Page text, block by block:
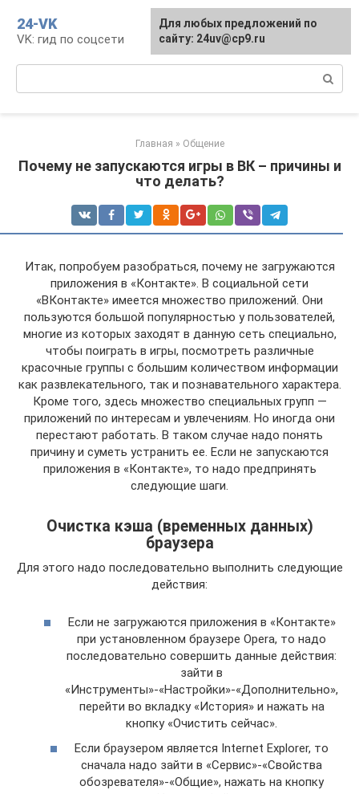
контенту
24-VK
VK: гид по соцсети
Главная » Общение
Почему не запускаются игры в ВК – причины и
что делать?
Итак, попробуем разобраться, почему не загружаются
приложения в «Контакте». В социальной сети
«ВКонтакте» имеется множество приложений. Они
пользуются большой популярностью у пользователей,
многие из которых заходят в данную сеть специально,
чтобы поиграть в игры, посмотреть различные
красочные группы с большим количеством информации
как развлекательного, так и познавательного характера.
Кроме того, здесь множество специальных групп —
приложений по интересам и увлечениям. Но иногда они
перестают работать. В таком случае надо понять
причину и суметь устранить ее. Если не запускаются
приложения в «Контакте», то надо предпринять
следующие шаги.
Очистка кэша (временных данных)
браузера
Для этого надо последовательно выполнить следующие
действия:
Если не загружаются приложения в «Контакте»
при установленном браузере Opera, то надо
последовательно совершить данные действия:
зайти в
«Инструменты»-«Настройки»-«Дополнительно»,
перейти во вкладку «История» и нажать на
кнопку «Очистить сейчас».
Если браузером является Internet Explorer, то
сначала надо зайти в «Сервис»-«Свойства
обозревателя»-«Общие», нажать на кнопку
Для любых предложений по
сайту: 24uv@cp9.ru